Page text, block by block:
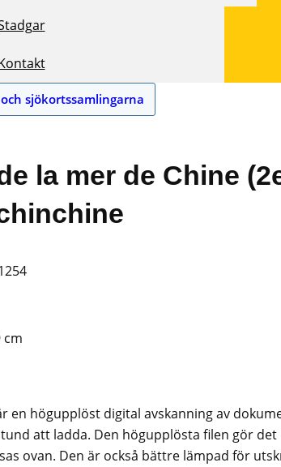
sjökortssamlingarna
la mer de Chine
cm
en högupplöst digital avskanning av
att ladda. Den högupplösta filen gör
ovan. Den är också bättre lämpad för